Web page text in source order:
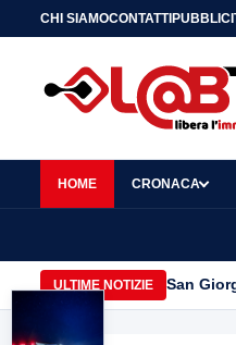
CHI SIAMOCONTATTI
HOME CRONACA
ULTIME NOTIZIE San